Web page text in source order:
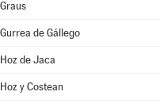
Graus
Gurrea de Gállego
Hoz de Jaca
Hoz y Costean